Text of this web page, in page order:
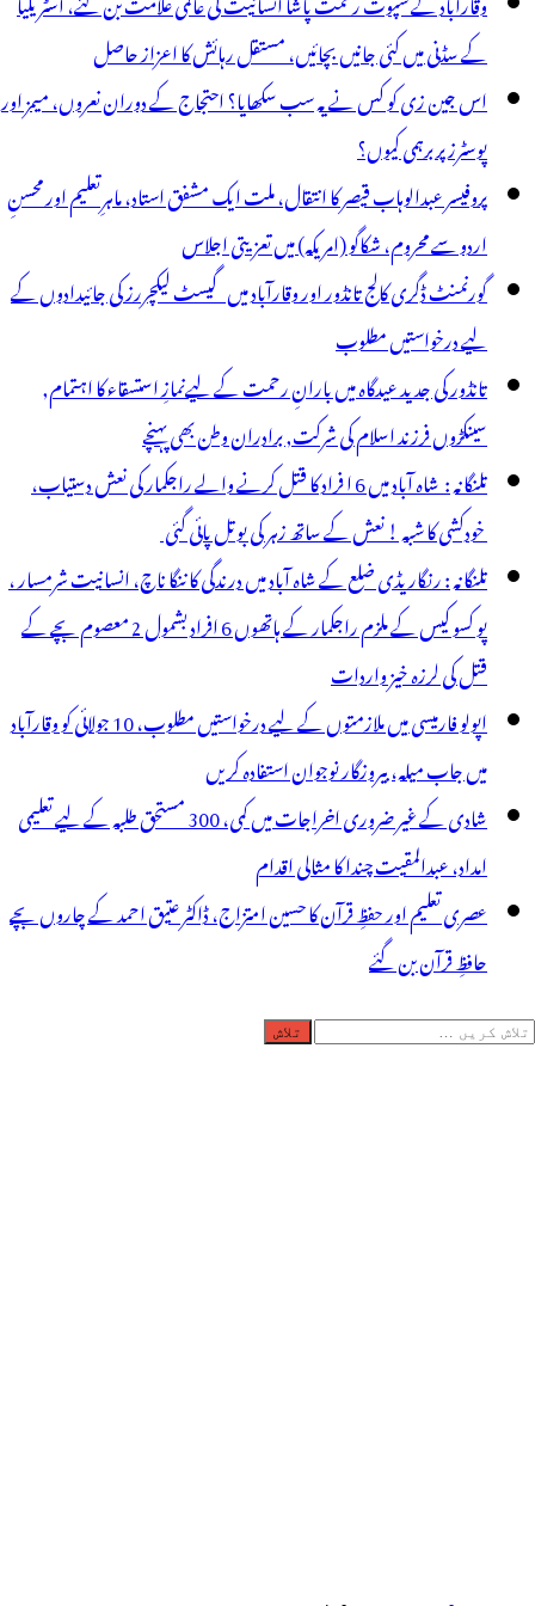
کے سڈنی میں کئی جانیں بچائیں، مستقل رہائش کا اعزاز حاصل
اس جین زی کو کس نے یہ سب سکھایا؟ احتجاج کے دوران نعروں، میمز اور
پوسٹرز پر برہمی کیوں؟
پروفیسر عبدالوہاب قیصر کا انتقال، ملت ایک مشفق استاد، ماہرِتعلیم اور محسنِ
اردو سے محروم، شکاگو (امریکہ) میں تعزیتی اجلاس
گورنمنٹ ڈگری کالج تانڈور اور وقارآباد میں گیسٹ لیکچررز کی جائیدادوں کے
لیے درخواستیں مطلوب
تانڈور کی جدید عیدگاہ میں بارانِ رحمت کے لیےنمازِ استسقاء کا اہتمام,
سینکڑوں فرزند اسلام کی شرکت, برادران وطن بھی پہنچے
تلنگانہ : شاہ آباد میں 6 ا فراد کا قتل کرنے والے راجکمار کی نعش دستیاب،
خودکشی کا شبہ ! نعش کے ساتھ زہر کی بوتل پائی گئی
تلنگانہ : رنگاریڈی ضلع کے شاہ آباد میں درندگی کا ننگا ناچ، انسانیت شرمسار ،
پو کسو کیس کے ملزم راجکمار کے ہاتھوں 6 افراد بشمول 2 معصوم بچے کے
قتل کی لرزہ خیز واردات
اپولو فارمیسی میں ملازمتوں کے لیے درخواستیں مطلوب، 10 جولائی کو وقارآباد
میں جاب میلہ، بیروزگار نوجوان استفادہ کریں
شادی کے غیر ضروری اخراجات میں کمی، 300 مستحق طلبہ کے لیے تعلیمی
امداد، عبدالمقیت چندا کا مثالی اقدام
عصری تعلیم اور حفظِ قرآن کا حسین امتزاج، ڈاکٹر عتیق احمد کے چاروں بچے
حافظِ قرآن بن گئے
تلاش